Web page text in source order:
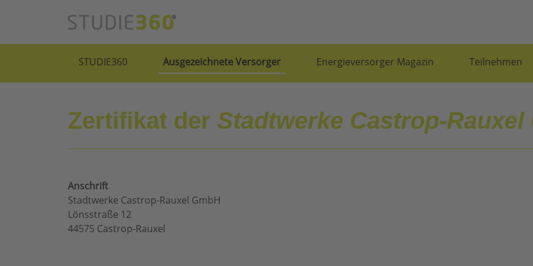
STUDIE360 Ausgezeichnete Versorger Energieversorger Magazin Teilnehmen
Zertifikat der Stadtwerke Castrop-Rauxel
Anschrift
Stadtwerke Castrop-Rauxel GmbH
Lönsstraße 12
44575 Castrop-Rauxel